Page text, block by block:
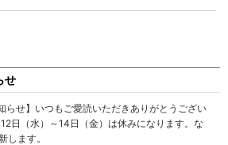
せ
らせ】いつもご愛読いただきありがとうござい
日（水）～14日（金）は休みになります。な
します。